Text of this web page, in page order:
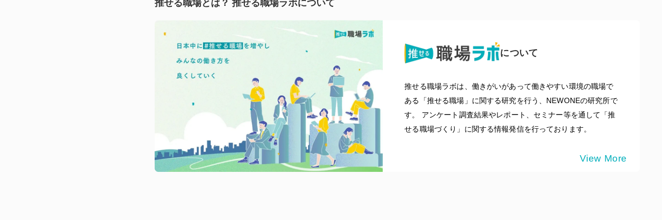
推せる職場とは？ 推せる職場ラボについて
について
推せる職場ラボは、働きがいがあって働きやすい環境の職場で
ある「推せる職場」に関する研究を行う、NEWONEの研究所で
す。 アンケート調査結果やレポート、セミナー等を通して「推
せる職場づくり」に関する情報発信を行っております。
View More